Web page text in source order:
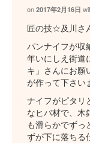
on 2017年2月16日
匠の技☆及川さ
パンナイフが収
年いにしえ街道
キ」さんにお願
が作って下さい
ナイフがピタリ
なヒバ材で、木
も滑らかでずっ
ずが下に落ちる